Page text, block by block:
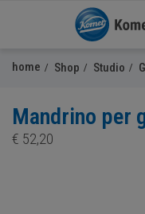
home Shop Studio
Mandrino per
€ 52,20